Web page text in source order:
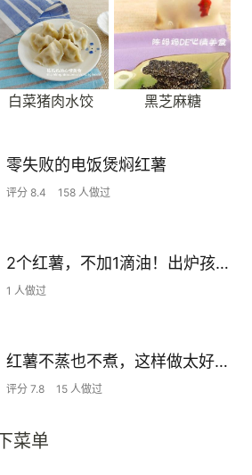
白菜猪肉水饺 黑芝麻糖
零失败的电饭煲焖红薯
评分 8.4 158 人做过
2个红薯，不加1滴油！出炉孩子抢着吃，健康简单0失败~
1 人做过
红薯不蒸也不煮，这样做太好吃啦！
评分 7.8 15 人做过
菜单